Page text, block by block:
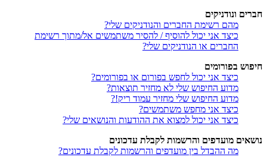
חברים ונודניקים
מהם רשימת החברים והנודניקים שלי?
כיצד אני יכול להוסיף / להסיר משתמשים אל/מתוך רשימת
החברים או הנודניקים שלי?
חיפוש בפורומים
כיצד אני יכול לחפש בפורום או בפורומים?
מדוע החיפוש שלי לא מחזיר תוצאות?
מדוע החיפוש שלי מחזיר עמוד ריק!?
כיצד אני מחפש משתמשים?
כיצד אני יכול למצוא את ההודעות והנושאים שלי?
נושאים מועדפים והרשמות לקבלת עדכונים
מה ההבדל בין מועדפים והרשמות לקבלת עדכונים?